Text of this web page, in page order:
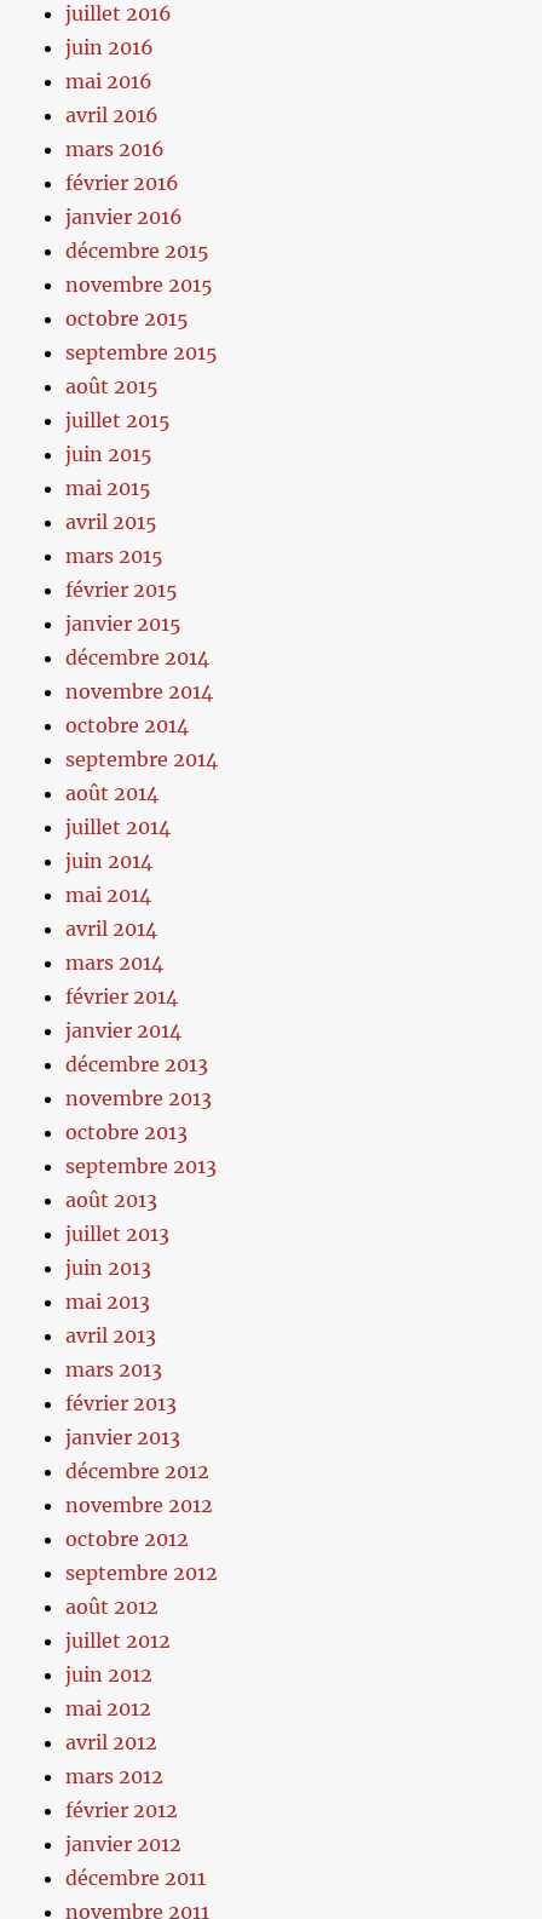
juillet 2016
juin 2016
mai 2016
avril 2016
mars 2016
février 2016
janvier 2016
décembre 2015
novembre 2015
octobre 2015
septembre 2015
août 2015
juillet 2015
juin 2015
mai 2015
avril 2015
mars 2015
février 2015
janvier 2015
décembre 2014
novembre 2014
octobre 2014
septembre 2014
août 2014
juillet 2014
juin 2014
mai 2014
avril 2014
mars 2014
février 2014
janvier 2014
décembre 2013
novembre 2013
octobre 2013
septembre 2013
août 2013
juillet 2013
juin 2013
mai 2013
avril 2013
mars 2013
février 2013
janvier 2013
décembre 2012
novembre 2012
octobre 2012
septembre 2012
août 2012
juillet 2012
juin 2012
mai 2012
avril 2012
mars 2012
février 2012
janvier 2012
décembre 2011
novembre 2011